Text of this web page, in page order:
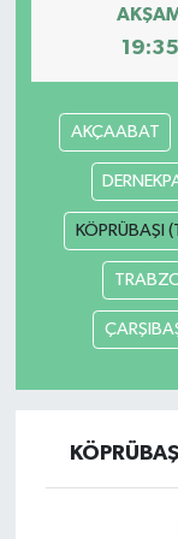
19:35
AKÇAABAT
KÖPRÜBAŞI